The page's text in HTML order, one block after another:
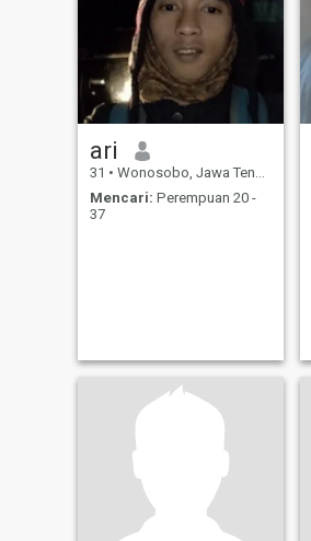
ari
31 • Wonosobo, Jawa Tengah, Indonesia
Mencari: Perempuan 20 -
37